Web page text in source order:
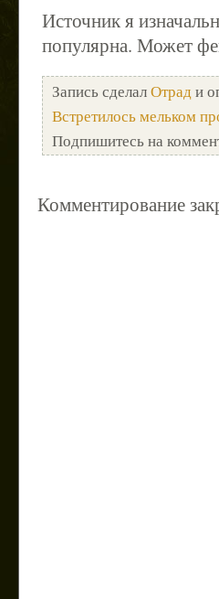
Источник я
популярна. Может
Запись сделалОтради
Встретилось мельком
Подпишитесь на
Комментирование